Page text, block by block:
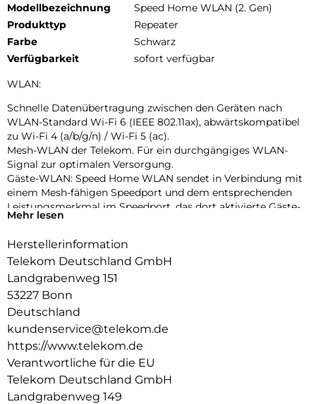
Modellbezeichnung
Speed Home WLAN (2. Gen)
Produkttyp
Repeater
Farbe
Schwarz
Verfügbarkeit
sofort verfügbar
WLAN:
Schnelle Datenübertragung zwischen den Geräten nach
WLAN-Standard Wi-Fi 6 (IEEE 802.11ax), abwärtskompatibel
zu Wi-Fi 4 (a/b/g/n) / Wi-Fi 5 (ac).
Mesh-WLAN der Telekom. Für ein durchgängiges WLAN-
Signal zur optimalen Versorgung.
Gäste-WLAN: Speed Home WLAN sendet in Verbindung mit
einem Mesh-fähigen Speedport und dem entsprechenden
Leistungsmerkmal im Speedport, das dort aktivierte Gäste-
WLAN aus.
VERBINDUNGEN:
Mit maximal 5 kompatiblen Mesh-Geräten erweiterbar.
Ideal für MagentaTV in Ultra HD und 4k-Qualität.
2 x Gigabit Ethernet LAN-Schnittstellen.
Schnelle und einfache Einrichtung auch ohne App nur über
die +Taste (WPS-Taste) möglich.
Barrierefreie Version mit haptischer Verpackung und QR
Code zur einfachen Einrichtung
Mehr lesen
Herstellerinformation
Telekom Deutschland GmbH
Landgrabenweg 151
53227 Bonn
Deutschland
kundenservice@telekom.de
https://www.telekom.de
Verantwortliche für die EU
Telekom Deutschland GmbH
Landgrabenweg 149